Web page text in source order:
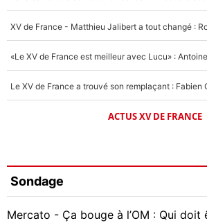
ACTUS XV DE FRANCE
Sondage
Mercato - Ça bouge à l’OM : Qui doit